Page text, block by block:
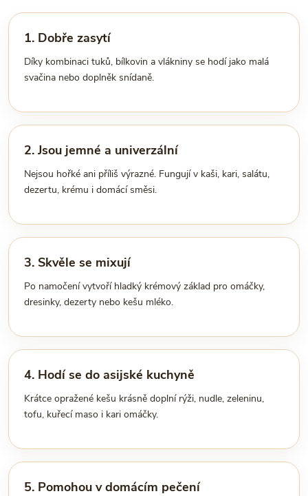
1. Dobře zasytí
Díky kombinaci tuků, bílkovin a vlákniny se hodí jako malá
svačina nebo doplněk snídaně.
2. Jsou jemné a univerzální
Nejsou hořké ani příliš výrazné. Fungují v kaši, kari, salátu,
dezertu, krému i domácí směsi.
3. Skvěle se mixují
Po namočení vytvoří hladký krémový základ pro omáčky,
dresinky, dezerty nebo kešu mléko.
4. Hodí se do asijské kuchyně
Krátce opražené kešu krásně doplní rýži, nudle, zeleninu,
tofu, kuřecí maso i kari omáčky.
5. Pomohou v domácím pečení